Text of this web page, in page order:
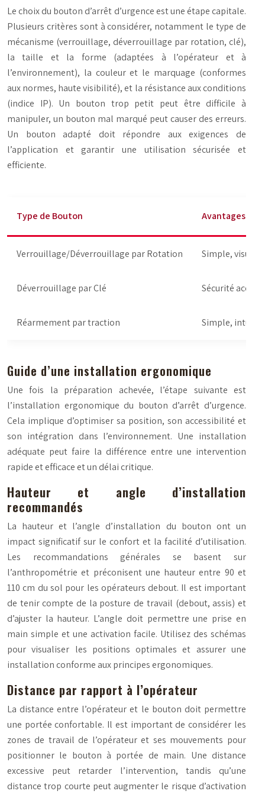
Le choix du bouton d’arrêt d’urgence est une étape capitale.
Plusieurs critères sont à considérer, notamment le type de
mécanisme (verrouillage, déverrouillage par rotation, clé),
la taille et la forme (adaptées à l’opérateur et à
l’environnement), la couleur et le marquage (conformes
aux normes, haute visibilité), et la résistance aux conditions
(indice IP). Un bouton trop petit peut être difficile à
manipuler, un bouton mal marqué peut causer des erreurs.
Un bouton adapté doit répondre aux exigences de
l’application et garantir une utilisation sécurisée et
efficiente.
Type de Bouton Avantages
Verrouillage/Déverrouillage par Rotation Simple,
Déverrouillage par Clé Sécurité
Réarmement par traction Simple,
Guide d’une installation ergonomique
Une fois la préparation achevée, l’étape suivante est
l’installation ergonomique du bouton d’arrêt d’urgence.
Cela implique d’optimiser sa position, son accessibilité et
son intégration dans l’environnement. Une installation
adéquate peut faire la différence entre une intervention
rapide et efficace et un délai critique.
Hauteur et angle d’installation
recommandés
La hauteur et l’angle d’installation du bouton ont un
impact significatif sur le confort et la facilité d’utilisation.
Les recommandations générales se basent sur
l’anthropométrie et préconisent une hauteur entre 90 et
110 cm du sol pour les opérateurs debout. Il est important
de tenir compte de la posture de travail (debout, assis) et
d’ajuster la hauteur. L’angle doit permettre une prise en
main simple et une activation facile. Utilisez des schémas
pour visualiser les positions optimales et assurer une
installation conforme aux principes ergonomiques.
Distance par rapport à l’opérateur
La distance entre l’opérateur et le bouton doit permettre
une portée confortable. Il est important de considérer les
zones de travail de l’opérateur et ses mouvements pour
positionner le bouton à portée de main. Une distance
excessive peut retarder l’intervention, tandis qu’une
distance trop courte peut augmenter le risque d’activation